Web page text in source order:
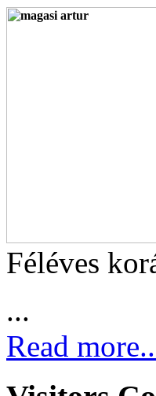
Féléves
...
Read